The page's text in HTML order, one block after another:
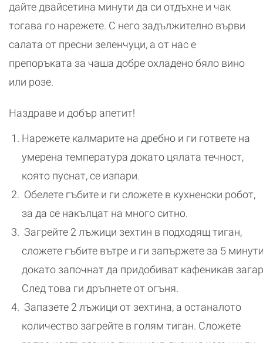
дайте двайсетина минути да си отдъхне и чак
тогава го нарежете. С него задължително върви
салата от пресни зеленчуци, а от нас е
препоръката за чаша добре охладено бяло вино
или розе.
Наздраве и добър апетит!
Нарежете калмарите на дребно и ги гответе на
умерена температура докато цялата течност,
която пуснат, се изпари.
Обелете гъбите и ги сложете в кухненски робот,
за да се накълцат на много ситно.
Загрейте 2 лъжици зехтин в подходящ тиган,
сложете гъбите вътре и ги запържете за 5
докато започнат да придобиват кафеникав
След това ги дръпнете от огъня.
Запазете 2 лъжици от зехтина, а останалото
количество загрейте в голям тиган. Сложете